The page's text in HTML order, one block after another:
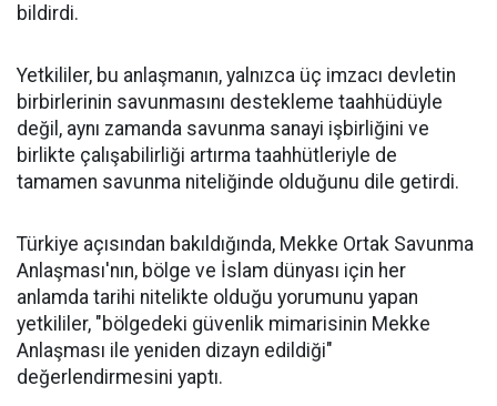
bildirdi.
Yetkililer, bu anlaşmanın, yalnızca üç imzacı devletin
birbirlerinin savunmasını destekleme taahhüdüyle
değil, aynı zamanda savunma sanayi işbirliğini ve
birlikte çalışabilirliği artırma taahhütleriyle de
tamamen savunma niteliğinde olduğunu dile getirdi.
Türkiye açısından bakıldığında, Mekke Ortak Savunma
Anlaşması'nın, bölge ve İslam dünyası için her
anlamda tarihi nitelikte olduğu yorumunu yapan
yetkililer, "bölgedeki güvenlik mimarisinin Mekke
Anlaşması ile yeniden dizayn edildiği"
değerlendirmesini yaptı.